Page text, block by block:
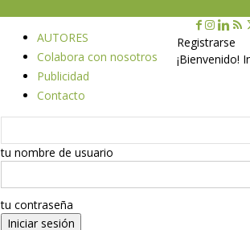
AUTORES
Colabora con nosotros
Publicidad
Contacto
Registrarse
¡Bienvenido!
tu nombre de usuario
tu contraseña